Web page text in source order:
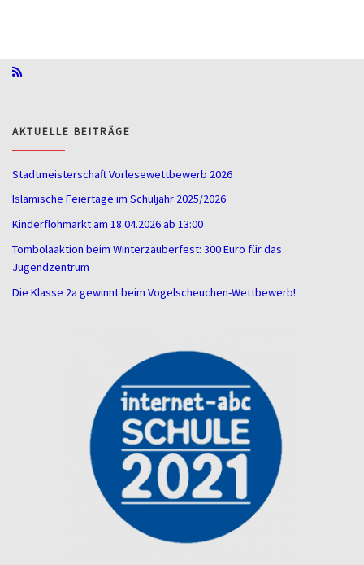
AKTUELLE BEITRÄGE
Stadtmeisterschaft Vorlesewettbewerb 2026
Islamische Feiertage im Schuljahr 2025/2026
Kinderflohmarkt am 18.04.2026 ab 13:00
Tombolaaktion beim Winterzauberfest: 300 Euro für das
Jugendzentrum
Die Klasse 2a gewinnt beim Vogelscheuchen-Wettbewerb!